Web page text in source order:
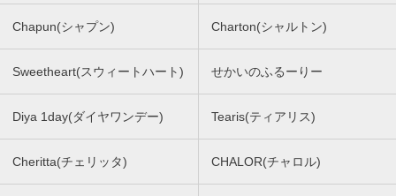
Chapun(シャプン) Charton(シャルトン)
Sweetheart(スウィートハート) せかいのふるーりー
Diya 1day(ダイヤワンデー) Tearis(ティアリス)
Cheritta(チェリッタ) CHALOR(チャロル)